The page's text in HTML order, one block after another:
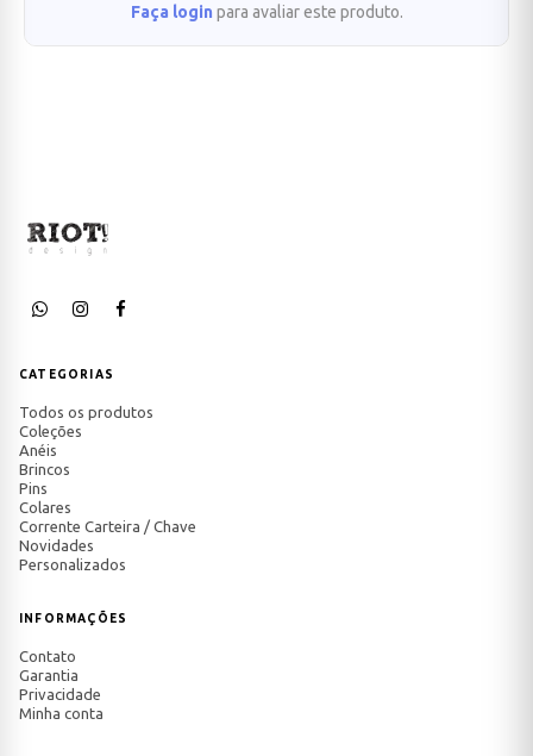
Faça login para avaliar este produto.
CATEGORIAS
Todos os produtos
Coleções
Anéis
Brincos
Pins
Colares
Corrente Carteira / Chave
Novidades
Personalizados
INFORMAÇÕES
Contato
Garantia
Privacidade
Minha conta